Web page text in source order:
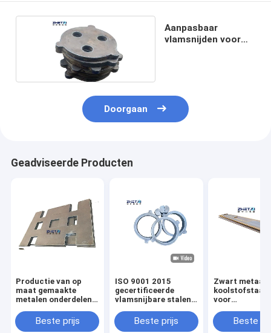
Aanpasbaar
vlamsnijden voor
Doorgaan
Geadviseerde Producten
Productie van op
maat gemaakte
metalen onderdelen
vlamsnijden
Beste prijs
ISO 9001 2015
gecertificeerde
vlamsnijbare stalen
veelzijdige
toepassingen
Beste prijs
Zwart metaal
voor
zijplaat
onderdelen
Beste